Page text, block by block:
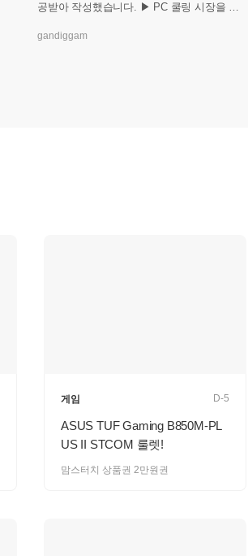
공받아 작성했습니다. ▶ PC 쿨링 시장을 들
가 공존합니다. 특히 듀
gandiggam
게임 D-5
ASUS TUF Gaming B850M-PL
US II STCOM 룰렛!
맘스터치 상품권 2만원권